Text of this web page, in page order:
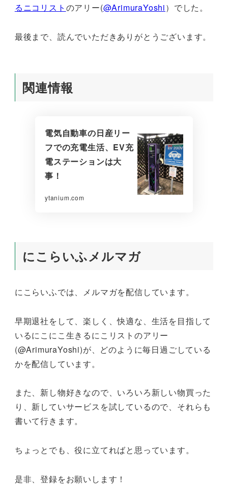
るニコリスト のアリー(@ArimuraYoshi）でした。
最後まで、読んでいただきありがとうございます。
関連情報
電気自動車の日産リー
フでの充電生活、EV充
電ステーションは大
事！
ytanium.com
にこらいふメルマガ
にこらいふでは、メルマガを配信しています。
早期退社をして、楽しく、快適な、生活を目指して
いるにこにこ生きるにこリストのアリー
(@ArimuraYoshi)が、どのように毎日過ごしている
かを配信しています。
また、新し物好きなので、いろいろ新しい物買った
り、新していサービスを試しているので、それらも
書いて行きます。
ちょっとでも、役に立てればと思っています。
是非、登録をお願いします！